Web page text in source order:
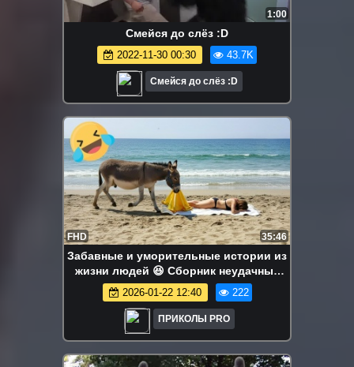
1:00
Смейся до слёз :D
2022-11-30 00:30 43.7K
Смейся до слёз :D
FHD 35:46
Забавные и уморительные истории из
жизни людей 😆 Сборник неудачных
моментов 2026 года. Лучшие провалы
недели #68
2026-01-22 12:40 222
ПРИКОЛЫ PRO